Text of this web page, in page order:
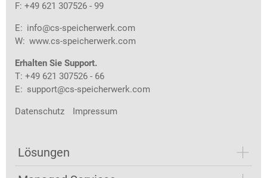
F: +49 621 307526 - 99
E: info@cs-speicherwerk.com
W: www.cs-speicherwerk.com
Erhalten Sie Support.
T: +49 621 307526 - 66
E: support@cs-speicherwerk.com
Datenschutz Impressum
Lösungen